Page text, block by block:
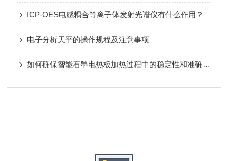
ICP-OES电感耦合等离子体发射光谱仪有什么作用？
电子分析天平的操作规程及注意事项
如何确保智能石墨电热板加热过程中的稳定性和准确性？